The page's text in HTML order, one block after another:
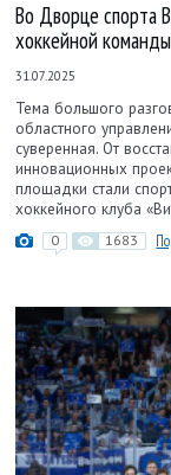
Во Дворце спорта
хоккейной
31.07.2025
Тема большого
областного
суверенная. От
инновационных
площадки стали
хоккейного клуба
0 1683